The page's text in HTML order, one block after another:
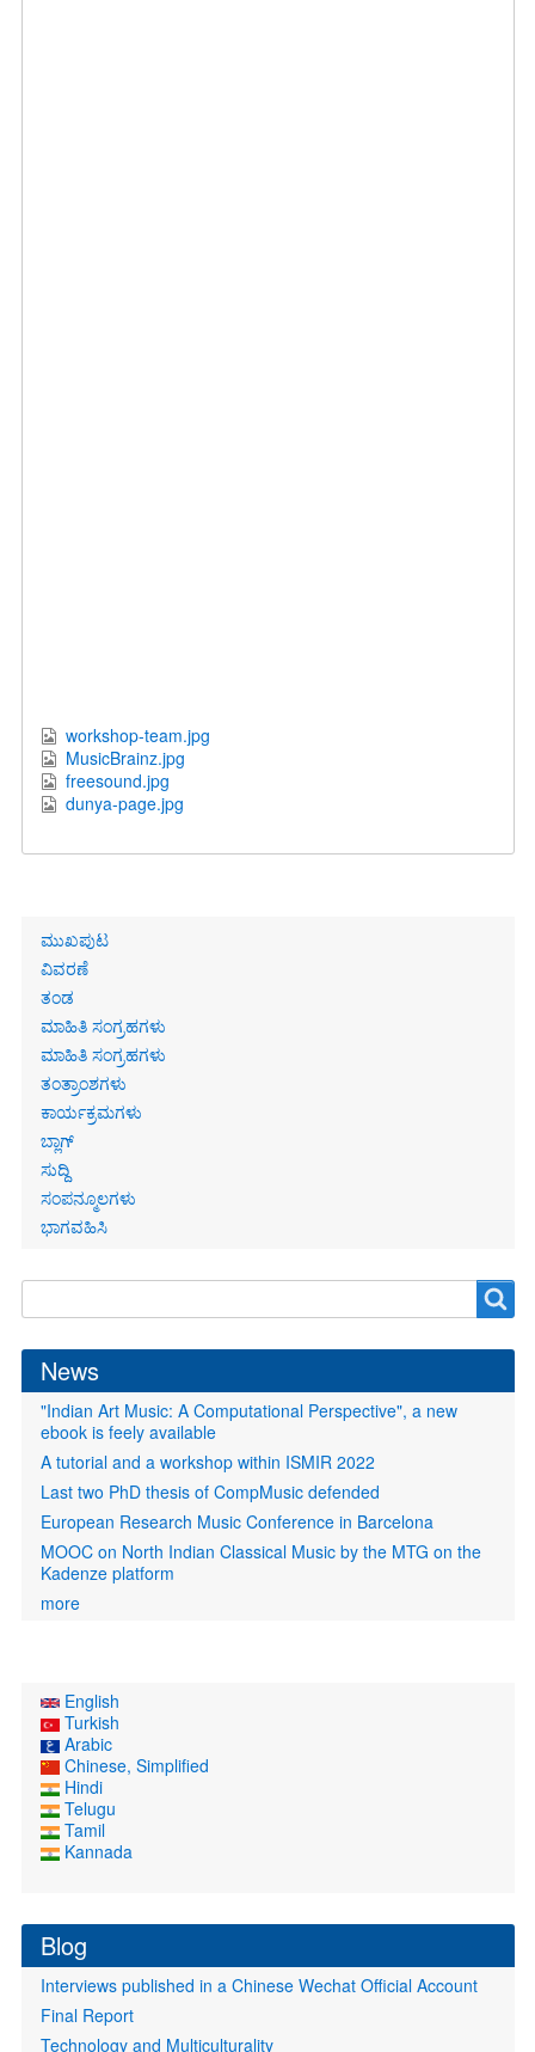
workshop-team.jpg
MusicBrainz.jpg
freesound.jpg
dunya-page.jpg
Primary
links
ಮುಖಪುಟ
ವಿವರಣೆ
ತಂಡ
ಮಾಹಿತಿ ಸಂಗ್ರಹಗಳು
ಮಾಹಿತಿ ಸಂಗ್ರಹಗಳು
ತಂತ್ರಾಂಶಗಳು
ಕಾರ್ಯಕ್ರಮಗಳು
ಬ್ಲಾಗ್
ಸುದ್ದಿ
ಸಂಪನ್ಮೂಲಗಳು
ಭಾಗವಹಿಸಿ
form
News
"Indian Art Music: A Computational Perspective", a new
ebook is feely available
A tutorial and a workshop within ISMIR 2022
Last two PhD thesis of CompMusic defended
European Research Music Conference in Barcelona
MOOC on North Indian Classical Music by the MTG on the
Kadenze platform
more
English
Turkish
Arabic
Chinese, Simplified
Hindi
Telugu
Tamil
Kannada
Blog
Interviews published in a Chinese Wechat Official Account
Final Report
Technology and Multiculturality